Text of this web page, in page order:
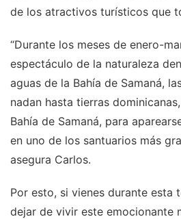
de los atractivos turísticos que
“Durante los meses de enero-
espectáculo de la naturaleza
aguas de la Bahía de Samaná,
nadan hasta tierras
Bahía de Samaná, para
en uno de los santuarios más
asegura Carlos.
Por esto, si vienes durante esta
dejar de vivir este emocionante